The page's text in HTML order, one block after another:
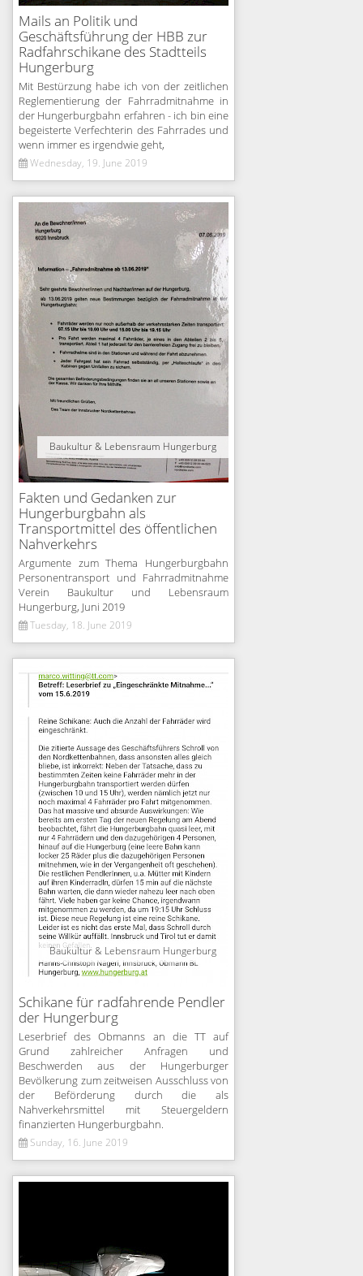
Mails an Politik und
Geschäftsführung der HBB zur
Radfahrschikane des Stadtteils
Hungerburg
Mit Bestürzung habe ich von der zeitlichen
Reglementierung der Fahrradmitnahme in
der Hungerburgbahn erfahren - ich bin eine
begeisterte Verfechterin des Fahrrades und
wenn immer es irgendwie geht,
Wednesday, 19. June 2019
Baukultur & Lebensraum Hungerburg
Fakten und Gedanken zur
Hungerburgbahn als
Transportmittel des öffentlichen
Nahverkehrs
Argumente zum Thema Hungerburgbahn
Personentransport und Fahrradmitnahme
Verein Baukultur und Lebensraum
Hungerburg, Juni 2019
Tuesday, 18. June 2019
Baukultur & Lebensraum Hungerburg
Schikane für radfahrende Pendler
der Hungerburg
Leserbrief des Obmanns an die TT auf
Grund zahlreicher Anfragen und
Beschwerden aus der Hungerburger
Bevölkerung zum zeitweisen Ausschluss von
der Beförderung durch die als
Nahverkehrsmittel mit Steuergeldern
finanzierten Hungerburgbahn.
Sunday, 16. June 2019